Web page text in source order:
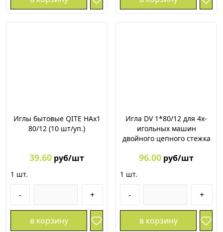
Иглы бытовые QITE НАх1
80/12 (10 шт/уп.)
39.60 руб/шт
1 шт.
- +
в корзину
Игла DV 1*80/12 для 4х-
игольных машин
двойного цепного стежка
96.00 руб/шт
1 шт.
- +
в корзину